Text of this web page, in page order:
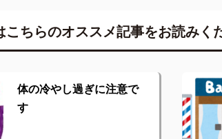
こちらのオススメ記事をお読みく
体の冷やし過ぎに注意で
す